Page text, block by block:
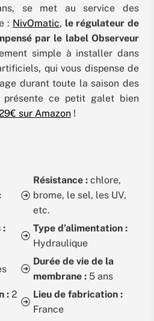
se met au service des
: NivOmatic, le régulateur de
par le label Observeur
simple à installer dans
qui vous dispense de
durant toute la saison des
présente ce petit galet bien
sur Amazon !
Résistance :chlore,
brome, le sel, les UV,
etc.
:
Type d’alimentation :
‎Hydraulique
Durée de vie de la
membrane : 5 ans
: 2
Lieu de fabrication :
France